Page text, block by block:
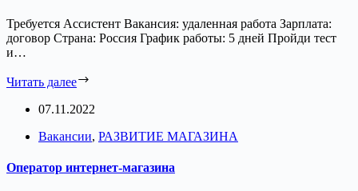
Требуется Ассистент Вакансия: удаленная работа Зарплата:
договор Страна: Россия График работы: 5 дней Пройди тест
и…
Читать далее
07.11.2022
Вакансии, РАЗВИТИЕ МАГАЗИНА
Оператор интернет-магазина